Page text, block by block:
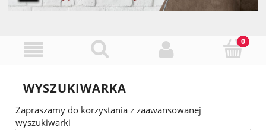
WYSZUKIWARKA
Zapraszamy do korzystania z zaawansowanej
wyszukiwarki